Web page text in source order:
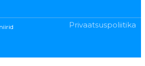
Privaatsuspoliitika